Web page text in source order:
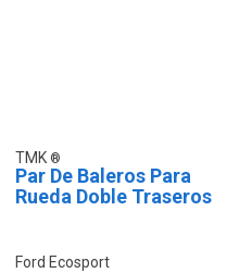
TMK
Par De Baleros Para
Rueda Doble Traseros
Ford Ecosport